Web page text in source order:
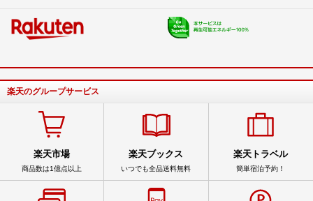
楽天のグループサービス
楽天市場
商品数は1億点以上
楽天ブックス
いつでも全品送料無料
楽天トラベル
簡単宿泊予約！